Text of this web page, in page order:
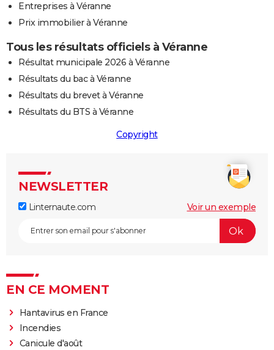
Entreprises à Véranne
Prix immobilier à Véranne
Tous les résultats officiels à Véranne
Résultat municipale 2026 à Véranne
Résultats du bac à Véranne
Résultats du brevet à Véranne
Résultats du BTS à Véranne
Copyright
NEWSLETTER
Linternaute.com Voir un exemple
EN CE MOMENT
Hantavirus en France
Incendies
Canicule d'août